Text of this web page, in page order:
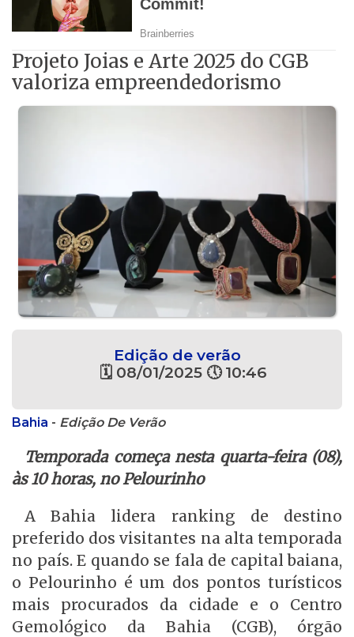
Projeto Joias e Arte 2025 do CGB
valoriza empreendedorismo
Edição de verão
🗓 08/01/2025 🕔 10:46
Bahia - Edição De Verão
Temporada começa nesta quarta-feira (08),
às 10 horas, no Pelourinho
A Bahia lidera ranking de destino
preferido dos visitantes na alta temporada
no país. E quando se fala de capital baiana,
o Pelourinho é um dos pontos turísticos
mais procurados da cidade e o Centro
Gemológico da Bahia (CGB), órgão